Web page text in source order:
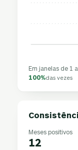
Em janelas de 1
100%das vezes
Meses positivos
12